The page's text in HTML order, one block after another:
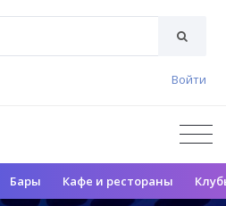
Войти
Бары Кафе и рестораны